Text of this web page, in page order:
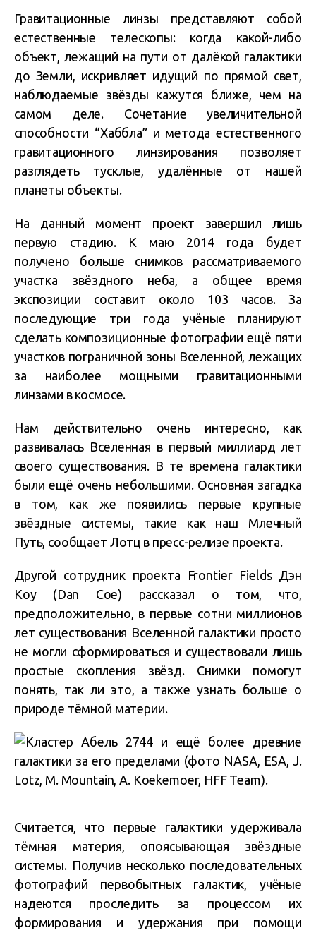
Гравитационные линзы представляют собой
естественные телескопы: когда какой-либо
объект, лежащий на пути от далёкой галактики
до Земли, искривляет идущий по прямой свет,
наблюдаемые звёзды кажутся ближе, чем на
самом деле. Сочетание увеличительной
способности “Хаббла” и метода естественного
гравитационного линзирования позволяет
разглядеть тусклые, удалённые от нашей
планеты объекты.
На данный момент проект завершил лишь
первую стадию. К маю 2014 года будет
получено больше снимков рассматриваемого
участка звёздного неба, а общее время
экспозиции составит около 103 часов. За
последующие три года учёные планируют
сделать композиционные фотографии ещё пяти
участков пограничной зоны Вселенной, лежащих
за наиболее мощными гравитационными
линзами в космосе.
Нам действительно очень интересно, как
развивалась Вселенная в первый миллиард лет
своего существования. В те времена галактики
были ещё очень небольшими. Основная загадка
в том, как же появились первые крупные
звёздные системы, такие как наш Млечный
Путь, сообщает Лотц в пресс-релизе проекта.
Другой сотрудник проекта Frontier Fields Дэн
Коу (Dan Coe) рассказал о том, что,
предположительно, в первые сотни миллионов
лет существования Вселенной галактики просто
не могли сформироваться и существовали лишь
простые скопления звёзд. Снимки помогут
понять, так ли это, а также узнать больше о
природе тёмной материи.
Считается, что первые галактики удерживала
тёмная материя, опоясывающая звёздные
системы. Получив несколько последовательных
фотографий первобытных галактик, учёные
надеются проследить за процессом их
формирования и удержания при помощи